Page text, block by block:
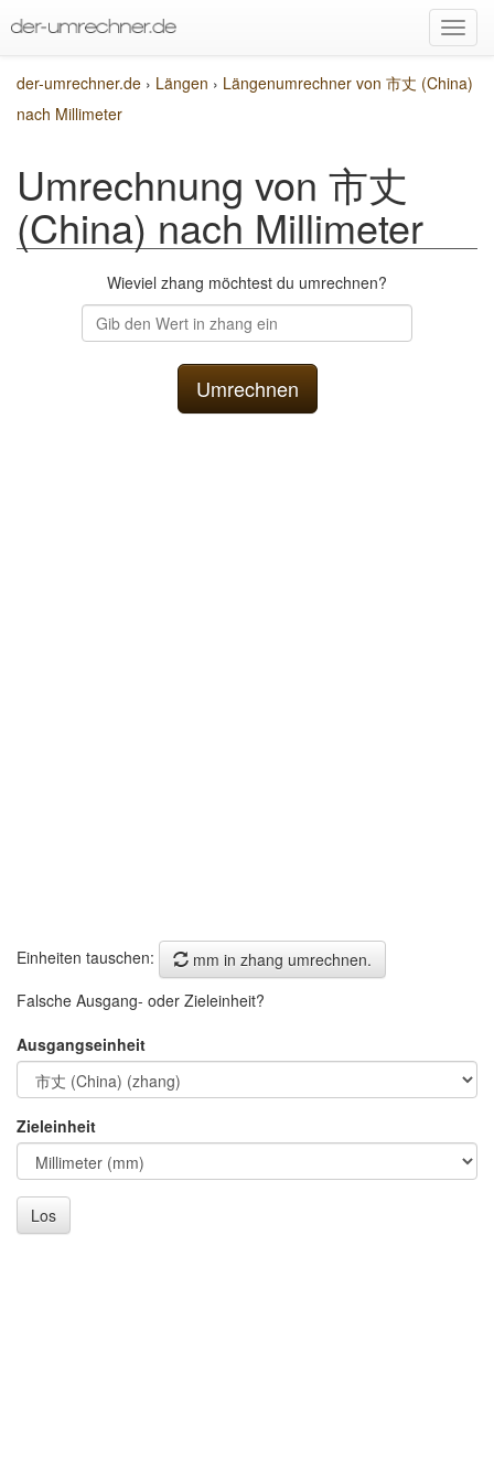
der-umrechner.de › Längen › Längenumrechner von 市丈 (China)
nach Millimeter
Umrechnung von 市丈
(China) nach Millimeter
Wieviel zhang möchtest du umrechnen?
Einheiten tauschen:
mm in zhang umrechnen.
Falsche Ausgang- oder Zieleinheit?
Ausgangseinheit
Zieleinheit
Los